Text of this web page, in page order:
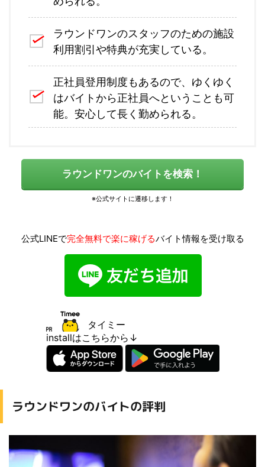
ラウンドワンのスタッフのための施設
利用割引や特典が充実している。
正社員登用制度もあるので、ゆくゆく
はバイトから正社員へということも可
能。安心して長く勤められる。
ラウンドワンのバイトを検索！
公式LINEで完全無料で楽に稼げるバイト情報を受け取る
タイミー
installはこちらから↓
ラウンドワンのバイトの評判